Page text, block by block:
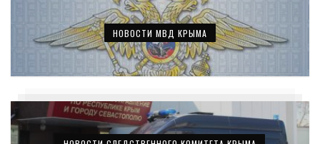
НОВОСТИ МВД КРЫМА